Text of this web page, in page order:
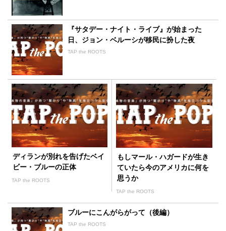
『サタデー・ナイト・ライブ』が始まった
日、ジョン・ベルーシが移民に扮した夜
TAP the ROOTS
ディランが別れを告げたベイ
ビー・ブルーの正体
TAP the ROOTS
もしマール・ハガードが生き
ていたら今のアメリカに何を
思うか
TAP the ROOTS
ブルーにこんがらがって（後編）
TAP the ROOTS